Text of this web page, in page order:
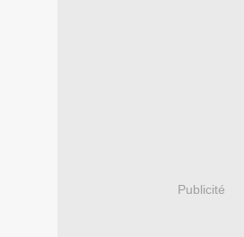
Publicité